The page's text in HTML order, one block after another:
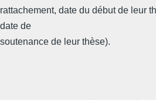
rattachement, date du début de leur
date de
soutenance de leur thèse).